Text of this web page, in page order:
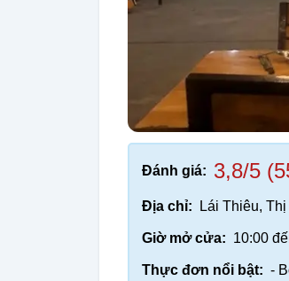
Đánh giá: 3,8/5
Địa chỉ: Lái Thiêu,
Giờ mở cửa: 10:00
Thực đơn nổi bật: -